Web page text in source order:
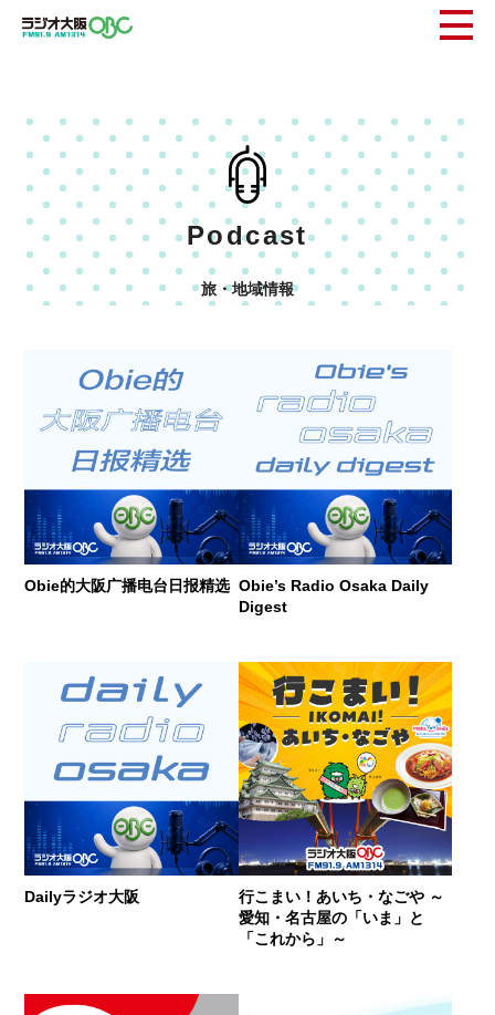
Podcast
旅・地域情報
Obie的大阪广播电台日报精选 Obie’s Radio Osaka Daily
Digest
Dailyラジオ大阪
行こまい！あいち・なごや ～
愛知・名古屋の「いま」と
「これから」～